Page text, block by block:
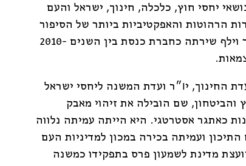
יחסי חוץ, כלכלה, חינוך, ישראל והעם
הרהוטות והאפקטיביות ביותר של הסיפור
הישראלי בזירה הבינלאומית. ד״ר וילף שירתה כחברת כנסת בין השנים 2010-
החינוך, יו״ר ועדת המשנה ליחסי ישראל
והביטחון, שם הובילה את זיהוי מאבק
כאתגר אסטרטגי. היא הייתה עמיתה נלווה
התיכון ועמיתה בכירה במכון למדיניות העם
מדינת לשמעון פרס בתפקידו כמשנה